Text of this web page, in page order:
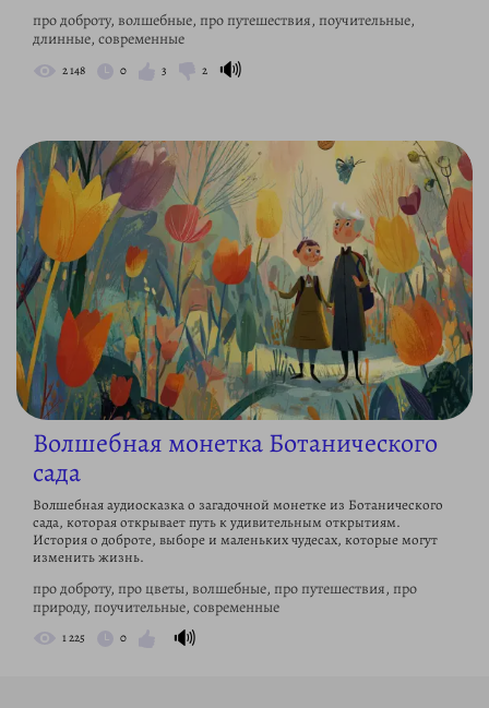
про доброту, волшебные, про путешествия, поучительные,
длинные, современные
2 148 0 3 2 🔊
Волшебная монетка Ботанического
сада
Волшебная аудиосказка о загадочной монетке из Ботанического
сада, которая открывает путь к удивительным открытиям.
История о доброте, выборе и маленьких чудесах, которые могут
изменить жизнь.
про доброту, про цветы, волшебные, про путешествия, про
природу, поучительные, современные
1 225 0 🔊